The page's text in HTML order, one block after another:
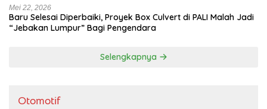
Mei 22, 2026
Baru Selesai Diperbaiki, Proyek Box Culvert di PALI Malah Jadi
“Jebakan Lumpur” Bagi Pengendara
Selengkapnya
Otomotif